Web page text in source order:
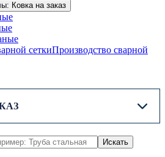
Ковка на заказ
Производство сварной
Искать